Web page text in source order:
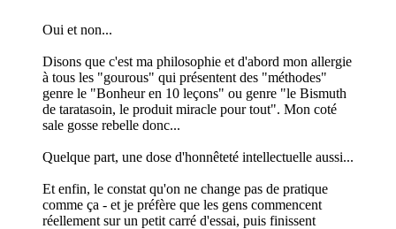
Oui et non...
Disons que c'est ma philosophie et d'abord mon allergie
à tous les "gourous" qui présentent des "méthodes"
genre le "Bonheur en 10 leçons" ou genre "le Bismuth
de taratasoin, le produit miracle pour tout". Mon coté
sale gosse rebelle donc...
Quelque part, une dose d'honnêteté intellectuelle aussi...
Et enfin, le constat qu'on ne change pas de pratique
comme ça - et je préfère que les gens commencent
réellement sur un petit carré d'essai, puis finissent